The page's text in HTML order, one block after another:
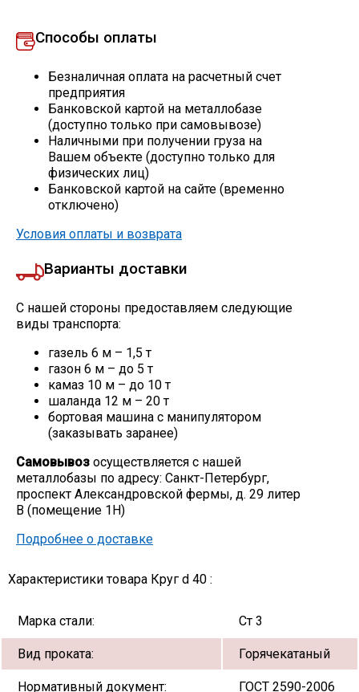
Остальное
Нержавейка
Алюминиевый прокат
Способы оплаты
Безналичная оплата на расчетный счет
предприятия
Банковской картой на металлобазе
(доступно только при самовывозе)
Наличными при получении груза на
Вашем объекте (доступно только для
физических лиц)
Банковской картой на сайте (временно
отключено)
Условия оплаты и возврата
Варианты доставки
С нашей стороны предоставляем следующие
виды транспорта:
газель 6 м – 1,5 т
газон 6 м – до 5 т
камаз 10 м – до 10 т
шаланда 12 м – 20 т
бортовая машина с манипулятором
(заказывать заранее)
Самовывоз осуществляется с нашей
металлобазы по адресу: Санкт-Петербург,
проспект Александровской фермы, д. 29 литер
В (помещение 1Н)
Подробнее о доставке
Характеристики товара Круг d 40 :
Марка стали: Ст 3
Вид проката: Горячекатаный
Нормативный документ: ГОСТ 2590-2006